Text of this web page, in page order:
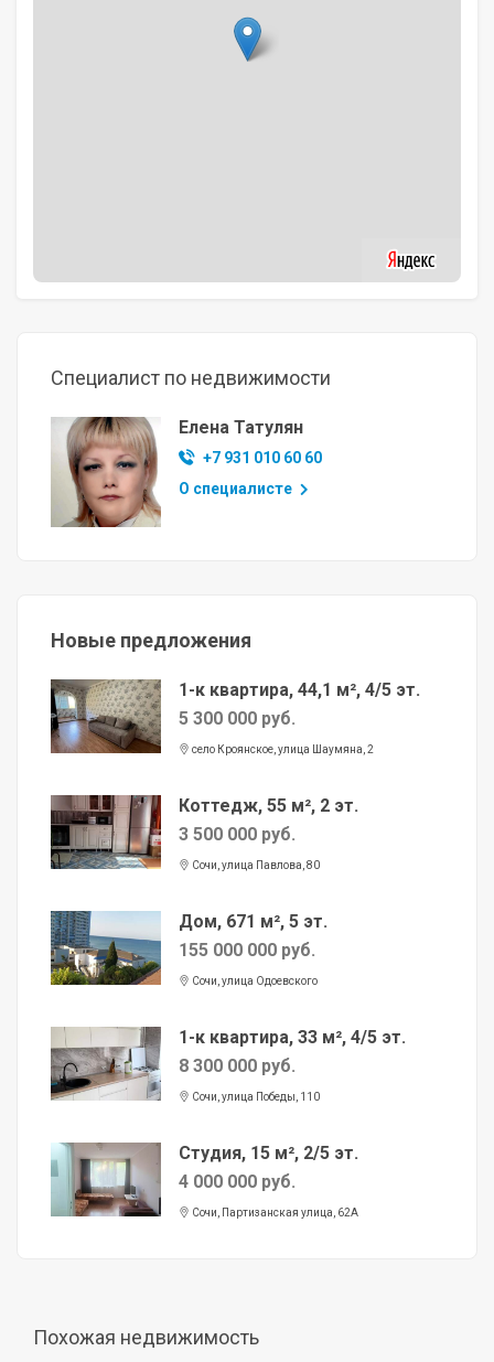
Специалист по недвижимости
Елена Татулян
+7 931 010 60 60
О специалисте
Новые предложения
1-к квартира, 44,1 м², 4/5 эт.
5 300 000 руб.
село Кроянское, улица Шаумяна, 2
Коттедж, 55 м², 2 эт.
3 500 000 руб.
Сочи, улица Павлова, 80
Дом, 671 м², 5 эт.
155 000 000 руб.
Сочи, улица Одоевского
1-к квартира, 33 м², 4/5 эт.
8 300 000 руб.
Сочи, улица Победы, 110
Студия, 15 м², 2/5 эт.
4 000 000 руб.
Сочи, Партизанская улица, 62А
Похожая недвижимость